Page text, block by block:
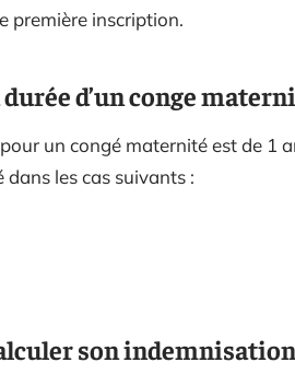
première inscription.
d’un conge
un congé maternité est de 1
les cas suivants :
son